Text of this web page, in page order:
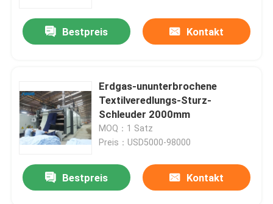
Bestpreis Kontakt
Erdgas-ununterbrochene
Textilveredlungs-Sturz-
Schleuder 2000mm
MOQ：1 Satz
Preis：USD5000-98000
Bestpreis Kontakt